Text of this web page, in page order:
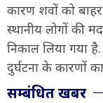
कारण शवों को
स्थानीय लोगों की
निकाल लिया गया
दुर्घटना के कारणों
सम्बंधित खबर